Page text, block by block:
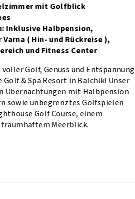
mit Golfblick
Inklusive Halbpension,
( Hin- und Rückreise ),
und Fitness Center
Golf, Genuss und Entspannung
& Spa Resort in Balchik! Unser
Übernachtungen mit Halbpension
sowie unbegrenztes Golfspielen
Golf Course, einem
Meerblick.